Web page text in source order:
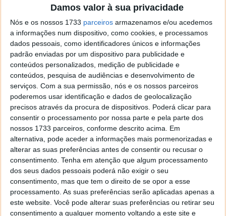
Damos valor à sua privacidade
Nós e os nossos 1733 parceiros armazenamos e/ou acedemos
a informações num dispositivo, como cookies, e processamos
dados pessoais, como identificadores únicos e informações
padrão enviadas por um dispositivo para publicidade e
conteúdos personalizados, medição de publicidade e
conteúdos, pesquisa de audiências e desenvolvimento de
serviços. Com a sua permissão, nós e os nossos parceiros
poderemos usar identificação e dados de geolocalização
precisos através da procura de dispositivos. Poderá clicar para
consentir o processamento por nossa parte e pela parte dos
nossos 1733 parceiros, conforme descrito acima. Em
alternativa, pode aceder a informações mais pormenorizadas e
alterar as suas preferências antes de consentir ou recusar o
consentimento. Tenha em atenção que algum processamento
dos seus dados pessoais poderá não exigir o seu
consentimento, mas que tem o direito de se opor a esse
processamento. As suas preferências serão aplicadas apenas a
este website. Você pode alterar suas preferências ou retirar seu
consentimento a qualquer momento voltando a este site e
o firefox como browser predefenido
Ja percorri o painel
tentei apagar o explorer na tentativa de forçar o uso do
firefox mas em vao. Kaso te lembres de outra dica fico
agradecido, caso contrario obrigado a mesma
Responder
Vítor M.
7 de Novembro de 2005 às 01:39
@Reporter
Desculpa mas o link funciona. Seja como for segue por mail
o MSn Messenger 8.
Responder
Vítor M.
@Rui
Tens de encontrar o que te falei. Faz da seguinte maneira,
janela iniciar e no topo dessa janela com o botão direito do
rato faz propriedades. Depois no separador Menu ‘Iniciar’
clica no botão ‘Personalizar’ aí encontrarás no separador